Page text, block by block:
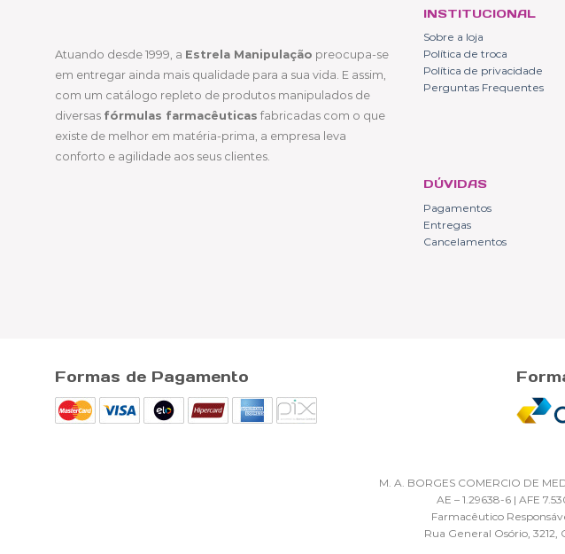
Atuando desde 1999, a Estrela Manipulação preocupa-se
em entregar ainda mais qualidade para a sua vida. E assim,
com um catálogo repleto de produtos manipulados de
diversas fórmulas farmacêuticas fabricadas com o que
existe de melhor em matéria-prima, a empresa leva
conforto e agilidade aos seus clientes.
INSTITUCIONAL
Sobre a loja
Política de troca
Política de privacidade
Perguntas Frequentes
DÚVIDAS
Pagamentos
Entregas
Cancelamentos
Formas de Pagamento
M. A. BORGES COMERCIO DE
AE – 1.29638-6 | AFE
Farmacêutico
Rua General Osório, 3212,